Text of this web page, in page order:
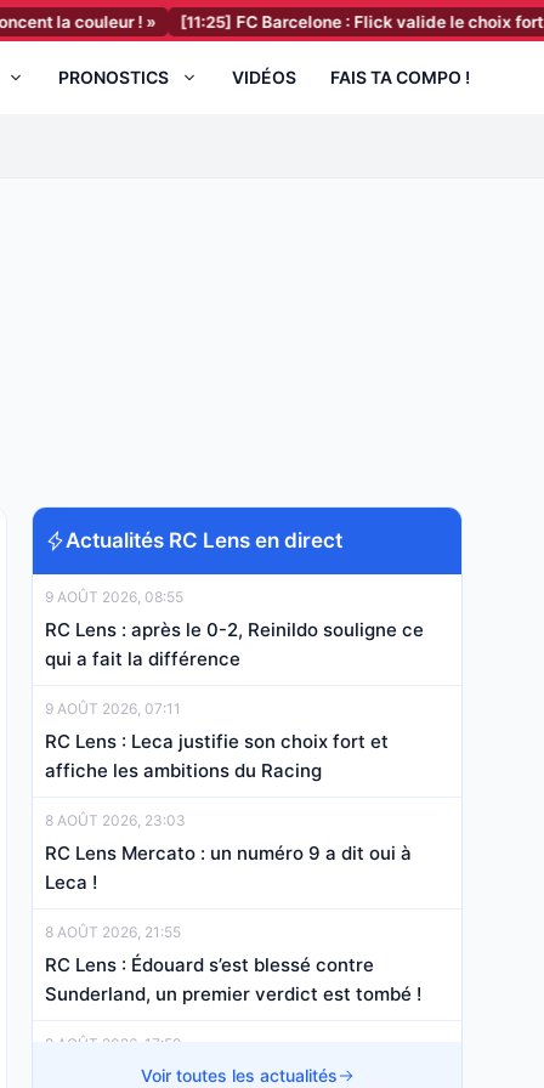
! » [11:25] FC Barcelone : Flick valide le choix fort de Deco
PRONOSTICS VIDÉOS FAIS TA COMPO !
Actualités RC Lens en direct
9 AOÛT 2026, 08:55
RC Lens : après le 0-2, Reinildo souligne ce
qui a fait la différence
9 AOÛT 2026, 07:11
RC Lens : Leca justifie son choix fort et
affiche les ambitions du Racing
8 AOÛT 2026, 23:03
RC Lens Mercato : un numéro 9 a dit oui à
Leca !
8 AOÛT 2026, 21:55
RC Lens : Édouard s’est blessé contre
Sunderland, un premier verdict est tombé !
8 AOÛT 2026, 17:59
RC Lens – Sunderland : les Sang et Or
Voir toutes les actualités